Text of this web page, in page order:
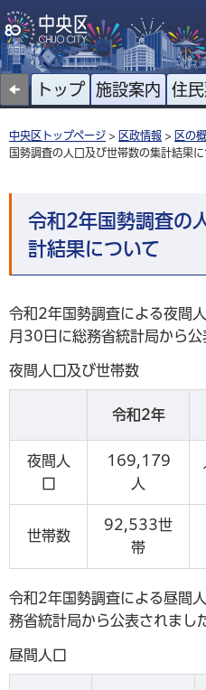
トップ 施設案内 住
中央区トップページ > 区政情報 > 区の
国勢調査の人口及び世帯数の集計結果に
令和2年国勢調査の
計結果について
令和2年国勢調査による夜間
月30日に総務省統計局から公
夜間人口及び世帯数
令和2年
夜間人
口
169,179
人
世帯数
92,533世
帯
令和2年国勢調査による昼間
務省統計局から公表されまし
昼間人口